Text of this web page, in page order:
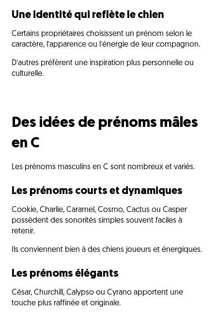
Une identité qui reflète le chien
Certains propriétaires choisissent un prénom selon le
caractère, l’apparence ou l’énergie de leur compagnon.
D’autres préfèrent une inspiration plus personnelle ou
culturelle.
Des idées de prénoms mâles
en C
Les prénoms masculins en C sont nombreux et variés.
Les prénoms courts et dynamiques
Cookie, Charlie, Caramel, Cosmo, Cactus ou Casper
possèdent des sonorités simples souvent faciles à
retenir.
Ils conviennent bien à des chiens joueurs et énergiques.
Les prénoms élégants
César, Churchill, Calypso ou Cyrano apportent une
touche plus raffinée et originale.